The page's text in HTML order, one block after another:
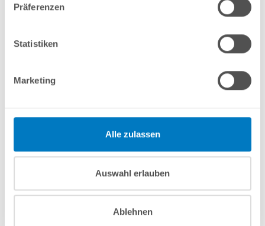
Präferenzen
Statistiken
Marketing
Alle zulassen
Auswahl erlauben
Ablehnen
Produktbeschreibung
Herstellerangaben